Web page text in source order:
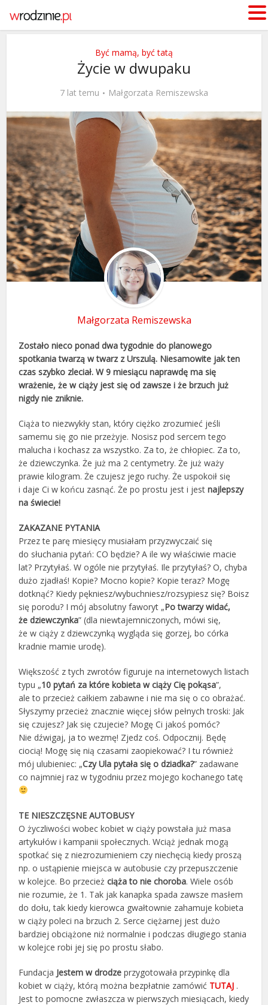
Być mamą, być tatą
Życie w dwupaku
7 lat temu Małgorzata Remiszewska
Małgorzata Remiszewska
Zostało nieco ponad dwa tygodnie do planowego
spotkania twarzą w twarz z Urszulą. Niesamowite jak ten
czas szybko zleciał. W 9 miesiącu naprawdę ma się
wrażenie, że w ciąży jest się od zawsze i że brzuch już
nigdy nie zniknie.
Ciąża to niezwykły stan, który ciężko zrozumieć jeśli
samemu się go nie przeżyje. Nosisz pod sercem tego
malucha i kochasz za wszystko. Za to, że chłopiec. Za to,
że dziewczynka. Że już ma 2 centymetry. Że już waży
prawie kilogram. Że czujesz jego ruchy. Że uspokoił się
i daje Ci w końcu zasnąć. Że po prostu jest i jest najlepszy
na świecie!
ZAKAZANE PYTANIA
Przez te parę miesięcy musiałam przyzwyczaić się
do słuchania pytań: CO będzie? A ile wy właściwie macie
lat? Przytyłaś. W ogóle nie przytyłaś. Ile przytyłaś? O, chyba
dużo zjadłaś! Kopie? Mocno kopie? Kopie teraz? Mogę
dotknąć? Kiedy pękniesz/wybuchniesz/rozsypiesz się? Boisz
się porodu? I mój absolutny faworyt „Po twarzy widać,
że dziewczynka” (dla niewtajemniczonych, mówi się,
że w ciąży z dziewczynką wygląda się gorzej, bo córka
kradnie mamie urodę).
Większość z tych zwrotów figuruje na internetowych listach
typu „10 pytań za które kobieta w ciąży Cię pokąsa”,
ale to przecież całkiem zabawne i nie ma się o co obrażać.
Słyszymy przecież znacznie więcej słów pełnych troski: Jak
się czujesz? Jak się czujecie? Mogę Ci jakoś pomóc?
Nie dźwigaj, ja to wezmę! Zjedz coś. Odpocznij. Będę
ciocią! Mogę się nią czasami zaopiekować? I tu również
mój ulubieniec: „Czy Ula pytała się o dziadka?” zadawane
co najmniej raz w tygodniu przez mojego kochanego tatę
TE NIESZCZĘSNE AUTOBUSY
O życzliwości wobec kobiet w ciąży powstała już masa
artykułów i kampanii społecznych. Wciąż jednak mogą
spotkać się z niezrozumieniem czy niechęcią kiedy proszą
np. o ustąpienie miejsca w autobusie czy przepuszczenie
w kolejce. Bo przecieżciąża to nie choroba. Wiele osób
nie rozumie, że 1. Tak jak kanapka spada zawsze masłem
do dołu, tak kiedy kierowca gwałtownie zahamuje kobieta
w ciąży poleci na brzuch 2. Serce ciężarnej jest dużo
bardziej obciążone niż normalnie i podczas długiego stania
w kolejce robi jej się po prostu słabo.
Fundacja Jestem w drodze przygotowała przypinkę dla
kobiet w ciąży, którą można bezpłatnie zamówić TUTAJ .
Jest to pomocne zwłaszcza w pierwszych miesiącach, kiedy